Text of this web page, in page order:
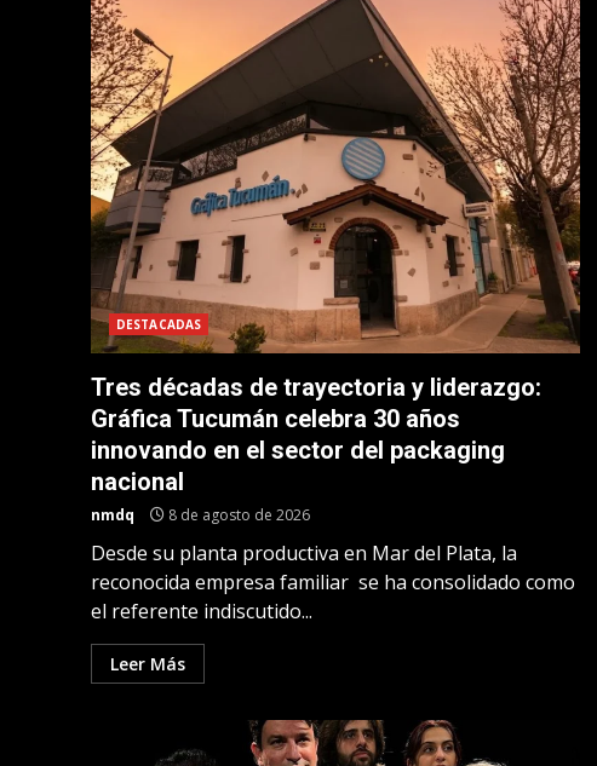
DESTACADAS
Tres décadas de trayectoria y liderazgo:
Gráfica Tucumán celebra 30 años
innovando en el sector del packaging
nacional
nmdq 8 de agosto de 2026
Desde su planta productiva en Mar del Plata, la
reconocida empresa familiar se ha consolidado como
el referente indiscutido...
Leer Más